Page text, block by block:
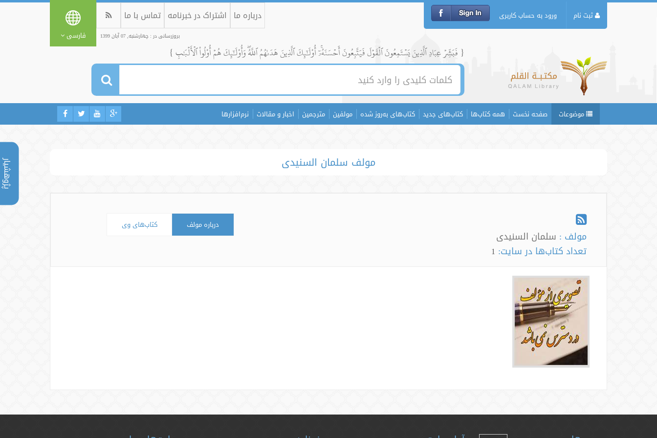
پژوهشیار
ثبت نام ورود به حساب کاربری درباره ما اشتراک در خبرنامه تماس با ما
بروزرسانی در : چهارشنبه, 07 آبان 1399 فارسی
{ فَبَشِّرۡ عِبَادِ ٱلَّذِينَ يَسۡتَمِعُونَ ٱلۡقَوۡلَ فَيَتَّبِعُونَ أَحۡسَنَهُۥٓۚ أُوْلَٰٓئِكَ ٱلَّذِينَ هَدَىٰهُمُ ٱللَّهُۖ وَأُوْلَٰٓئِكَ هُمۡ أُوْلُواْ ٱلۡأَلۡبَٰبِ }
موضوعات صفحه نخست همه کتاب‌ها کتاب‌های جدید کتاب‌های به‌روز شده مولفین مترجمین اخبار و مقالات نرم‌افزارها
مولف سلمان السنیدی
مولف : سلمان السنیدی
تعداد کتاب‌ها در سایت: 1
درباره مولف کتاب‌های وی